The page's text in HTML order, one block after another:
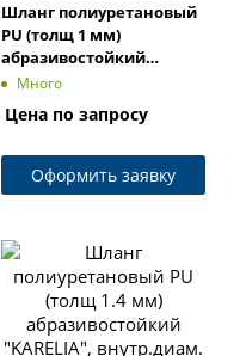
Шланг полиуретановый
PU (толщ 1 мм)
абразивостойкий
"KARELIA", внутр.диам.
LOCK
Много
Цена по запросу
Оформить заявку